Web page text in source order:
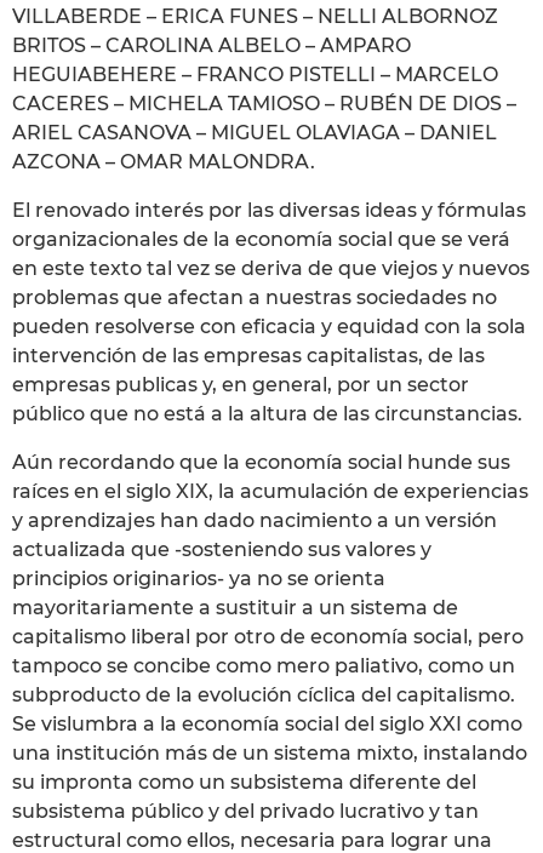
VILLABERDE – ERICA FUNES – NELLI ALBORNOZ
BRITOS – CAROLINA ALBELO – AMPARO
HEGUIABEHERE – FRANCO PISTELLI – MARCELO
CACERES – MICHELA TAMIOSO – RUBÉN DE DIOS –
ARIEL CASANOVA – MIGUEL OLAVIAGA – DANIEL
AZCONA – OMAR MALONDRA.
El renovado interés por las diversas ideas y fórmulas
organizacionales de la economía social que se verá
en este texto tal vez se deriva de que viejos y nuevos
problemas que afectan a nuestras sociedades no
pueden resolverse con eficacia y equidad con la sola
intervención de las empresas capitalistas, de las
empresas publicas y, en general, por un sector
público que no está a la altura de las circunstancias.
Aún recordando que la economía social hunde sus
raíces en el siglo XIX, la acumulación de experiencias
y aprendizajes han dado nacimiento a un versión
actualizada que -sosteniendo sus valores y
principios originarios- ya no se orienta
mayoritariamente a sustituir a un sistema de
capitalismo liberal por otro de economía social, pero
tampoco se concibe como mero paliativo, como un
subproducto de la evolución cíclica del capitalismo.
Se vislumbra a la economía social del siglo XXI como
una institución más de un sistema mixto, instalando
su impronta como un subsistema diferente del
subsistema público y del privado lucrativo y tan
estructural como ellos, necesaria para lograr una